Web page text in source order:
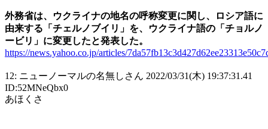
外務省は、ウクライナの地名の呼称変更に関し、ロシア語に
由来する「チェルノブイリ」を、ウクライナ語の「チョルノ
ービリ」に変更したと発表した。
https://news.yahoo.co.jp/articles/
12: ニューノーマルの名無しさん 2022/03/31(木) 19:37:31.41
ID:52MNeQbx0
あほくさ